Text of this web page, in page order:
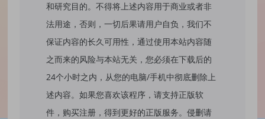
和研究目的。不得将上述内容用于商业或者非
法用途，否则，一切后果请用户自负，我们不
保证内容的长久可用性，通过使用本站内容随
之而来的风险与本站无关，您必须在下载后的
24个小时之内，从您的电脑/手机中彻底删除上
述内容。如果您喜欢该程序，请支持正版软
件，购买注册，得到更好的正版服务。侵删请